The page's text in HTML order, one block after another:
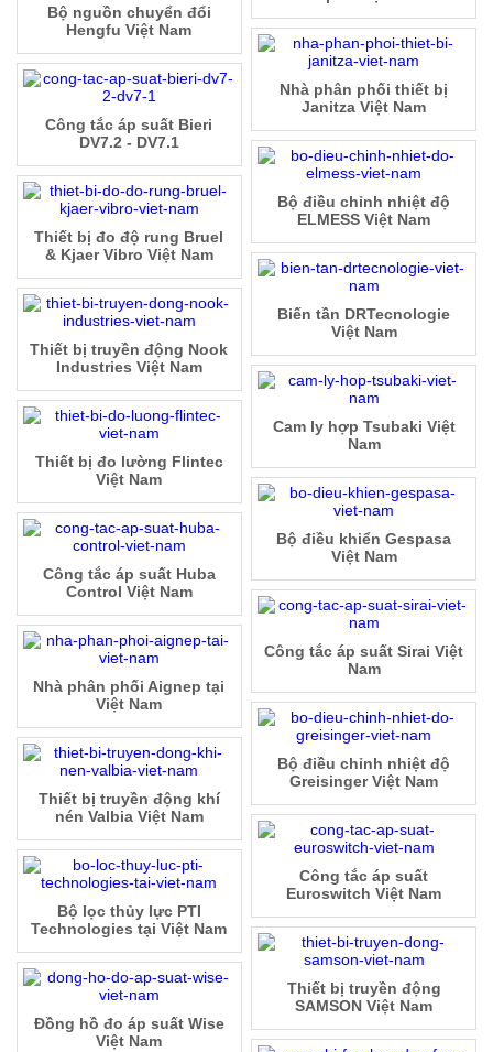
Bộ nguồn chuyển đổi
Hengfu Việt Nam
Nhà phân phối thiết bị
Janitza Việt Nam
Công tắc áp suất Bieri
DV7.2 - DV7.1
Bộ điều chỉnh nhiệt độ
ELMESS Việt Nam
Thiết bị đo độ rung Bruel
& Kjaer Vibro Việt Nam
Biến tần DRTecnologie
Việt Nam
Thiết bị truyền động Nook
Industries Việt Nam
Cam ly hợp Tsubaki Việt
Nam
Thiết bị đo lường Flintec
Việt Nam
Bộ điều khiển Gespasa
Việt Nam
Công tắc áp suất Huba
Control Việt Nam
Công tắc áp suất Sirai Việt
Nam
Nhà phân phối Aignep tại
Việt Nam
Bộ điều chỉnh nhiệt độ
Greisinger Việt Nam
Thiết bị truyền động khí
nén Valbia Việt Nam
Công tắc áp suất
Euroswitch Việt Nam
Bộ lọc thủy lực PTI
Technologies tại Việt Nam
Thiết bị truyền động
SAMSON Việt Nam
Đồng hồ đo áp suất Wise
Việt Nam